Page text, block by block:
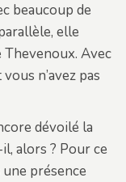
beaucoup de
elle
Thevenoux. Avec
n’avez pas
dévoilé la
alors ? Pour ce
une présence